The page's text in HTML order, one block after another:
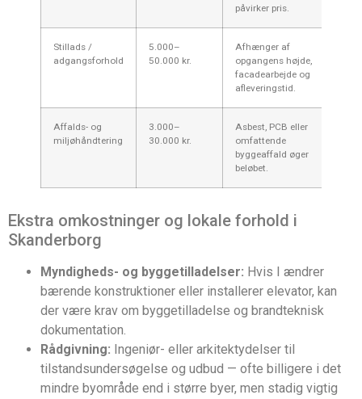
påvirker pris.
Stillads /
adgangsforhold
5.000–
50.000 kr.
Afhænger af
opgangens højde,
facadearbejde og
afleveringstid.
Affalds- og
miljøhåndtering
3.000–
30.000 kr.
Asbest, PCB eller
omfattende
byggeaffald øger
beløbet.
Ekstra omkostninger og lokale forhold i
Skanderborg
Myndigheds- og byggetilladelser: Hvis I ændrer
bærende konstruktioner eller installerer elevator, kan
der være krav om byggetilladelse og brandteknisk
dokumentation.
Rådgivning: Ingeniør- eller arkitektydelser til
tilstandsundersøgelse og udbud — ofte billigere i det
mindre byområde end i større byer, men stadig vigtig